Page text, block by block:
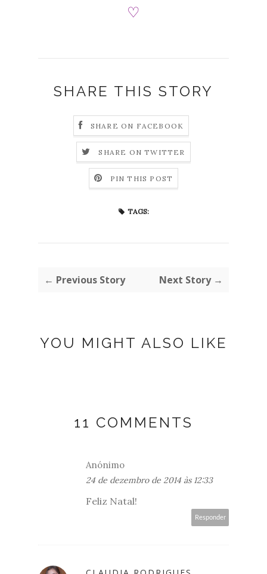
♡
SHARE THIS STORY
SHARE ON FACEBOOK
SHARE ON TWITTER
PIN THIS POST
TAGS:
← Previous Story Next Story →
YOU MIGHT ALSO LIKE
11 COMMENTS
Anónimo
24 de dezembro de 2014 às 12:33
Feliz Natal!
Responder